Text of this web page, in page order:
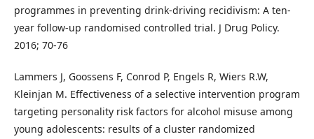
programmes in preventing drink-driving recidivism: A ten-
year follow-up randomised controlled trial. J Drug Policy.
2016; 70-76
Lammers J, Goossens F, Conrod P, Engels R, Wiers R.W,
Kleinjan M. Effectiveness of a selective intervention program
targeting personality risk factors for alcohol misuse among
young adolescents: results of a cluster randomized